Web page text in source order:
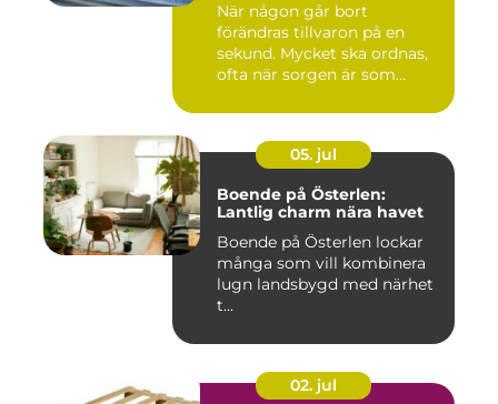
När någon går bort
förändras tillvaron på en
sekund. Mycket ska ordnas,
ofta när sorgen är som
05. jul
Boende på Österlen:
Lantlig charm nära havet
Boende på Österlen lockar
många som vill kombinera
lugn landsbygd med närhet
t...
02. jul